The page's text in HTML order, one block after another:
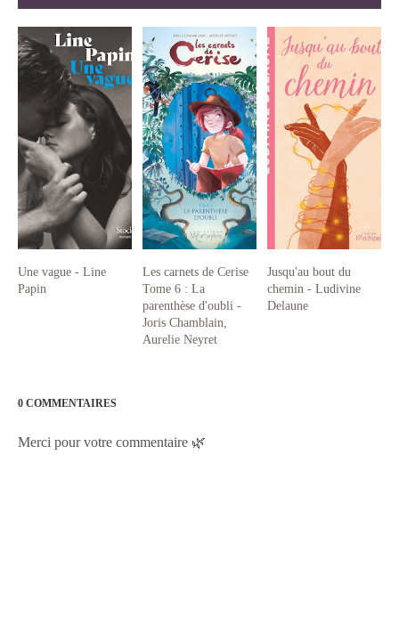
Une vague - Line
Papin
Les carnets de Cerise
Tome 6 : La
parenthèse d'oubli -
Joris Chamblain,
Aurelie Neyret
Jusqu'au bout du
chemin - Ludivine
Delaune
0 COMMENTAIRES
Merci pour votre commentaire 🌿